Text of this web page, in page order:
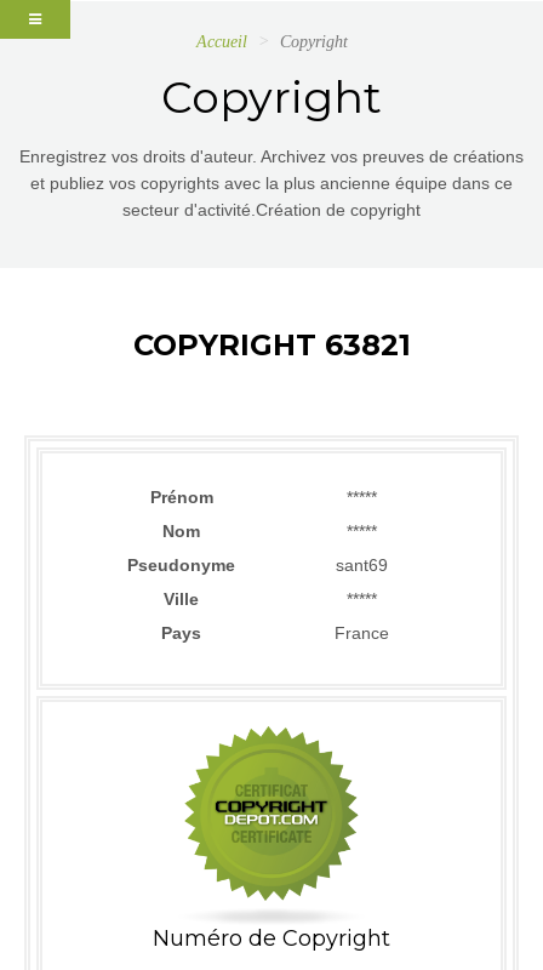
Accueil Copyright
Copyright
Enregistrez vos droits d'auteur. Archivez vos preuves de créations
et publiez vos copyrights avec la plus ancienne équipe dans ce
secteur d'activité.Création de copyright
COPYRIGHT 63821
Prénom
*****
Nom
*****
Pseudonyme
sant69
Ville
*****
Pays
France
Numéro de Copyright